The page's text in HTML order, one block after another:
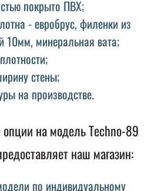
покрыто ПВХ;
- евробрус, филенки из
минеральная вата;
стены;
на производстве.
на модель Techno-89
наш магазин:
по индивидуальному